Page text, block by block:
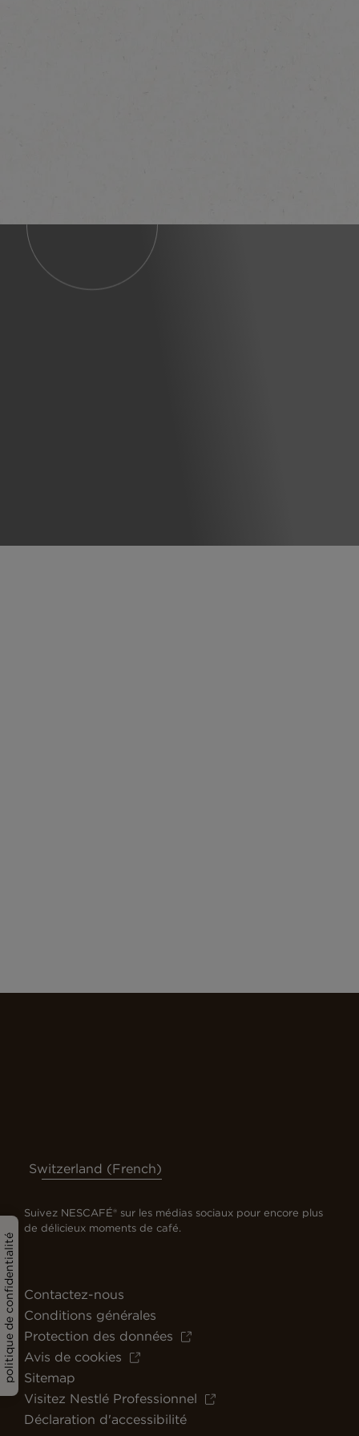
politique de confidentialité
Switzerland (French)
Suivez NESCAFÉ® sur les médias sociaux pour encore plus
de délicieux moments de café.
Contactez-nous
Conditions générales
Protection des données
Avis de cookies
Sitemap
Visitez Nestlé Professionnel
Déclaration d'accessibilité